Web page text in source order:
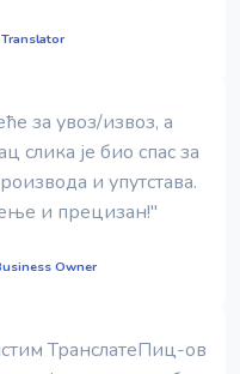
за увоз/извоз, а
слика је био спас за
и упутстава.
и прецизан!"
Owner
ТранслатеПиц-ов